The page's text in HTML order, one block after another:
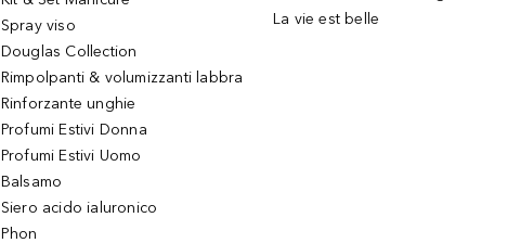
Spray viso
Douglas Collection
Rimpolpanti & volumizzanti labbra
Rinforzante unghie
Profumi Estivi Donna
Profumi Estivi Uomo
Balsamo
Siero acido ialuronico
Phon
La vie est belle